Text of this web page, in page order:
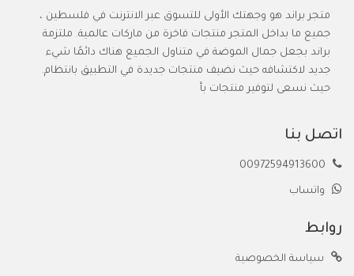
متجر براند هو وجهتك الأولى للتسوق عبر الانترنت في فلسطين ،
جميع ما بداخل المتجر منتجات فاخرة من ماركات عالمية. ملتزمة
براند بجعل جمال الموضة في متناول الجميع هناك دائمًا شيء
جديد لاكتشافه حيث نضيف منتجات جديدة في التطبيق بانتظام.
حيث نسعى لتوفير منتجات بأ
اتصل بنا
واتساب
روابط
سياسة الخصوصية